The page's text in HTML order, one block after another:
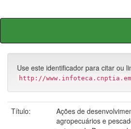
Skip
Use este identificador para citar ou
http://
Título:
Ações de
agropecuários e